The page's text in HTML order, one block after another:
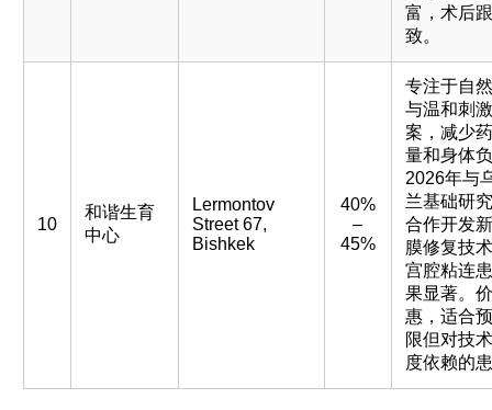
富，术后
致。
10
和谐生育
中心
Lermontov
Street 67,
Bishkek
40%
–
45%
专注于自
与温和刺
案，减少
量和身体
2026年与
兰基础研
合作开发
膜修复技
宫腔粘连
果显著。
惠，适合
限但对技
度依赖的